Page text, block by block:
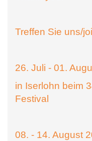
Treffen Sie uns/
26. Juli - 01.
in Iserlohn beim
Festival
08. - 14. August